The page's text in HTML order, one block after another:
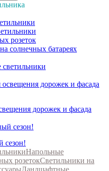
розеток
солнечных батареях
дорожек и фасада
сезон!
Напольные
розетокСветильники на
Ландшафтные